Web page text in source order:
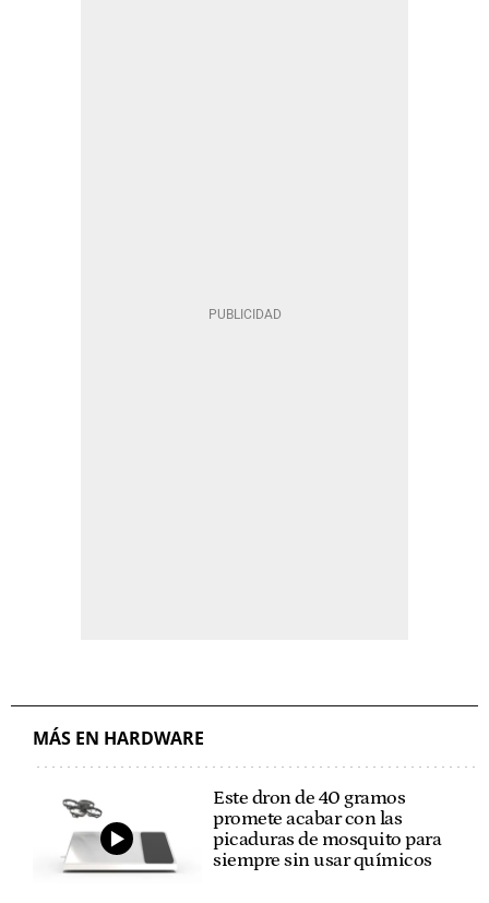
MÁS EN HARDWARE
Este dron de 40 gramos
promete acabar con las
picaduras de mosquito para
siempre sin usar químicos